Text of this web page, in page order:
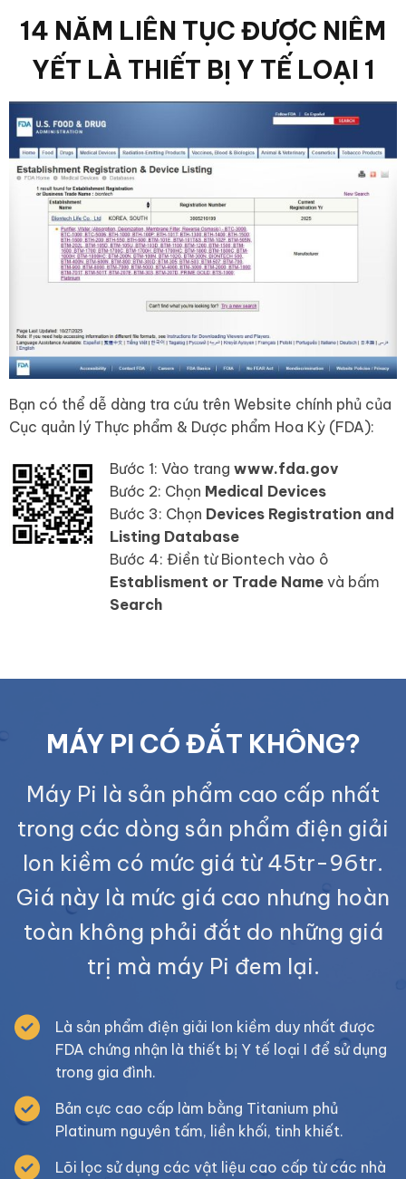
14 NĂM LIÊN TỤC ĐƯỢC NIÊM
YẾT LÀ THIẾT BỊ Y TẾ LOẠI 1
Bạn có thể dễ dàng tra cứu trên Website chính phủ của
Cục quản lý Thực phẩm & Dược phẩm Hoa Kỳ (FDA):
Bước 1: Vào trang www.fda.gov
Bước 2: Chọn Medical Devices
Bước 3: Chọn Devices Registration and
Listing Database
Bước 4: Điền từ Biontech vào ô
Establisment or Trade Namevà bấm
Search
MÁY PI CÓ ĐẮT KHÔNG?
Máy Pi là sản phẩm cao cấp nhất
trong các dòng sản phẩm điện giải
Ion kiềm có mức giá từ 45tr-96tr.
Giá này là mức giá cao nhưng hoàn
toàn không phải đắt do những giá
trị mà máy Pi đem lại.
Là sản phẩm điện giải Ion kiềm duy nhất được
FDA chứng nhận là thiết bị Y tế loại I để sử dụng
trong gia đình.
Bản cực cao cấp làm bằng Titanium phủ
Platinum nguyên tấm, liền khối, tinh khiết.
Lõi lọc sử dụng các vật liệu cao cấp từ các nhà